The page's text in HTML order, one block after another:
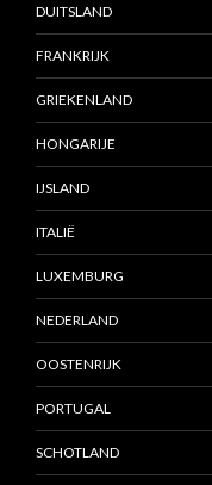
DUITSLAND
FRANKRIJK
GRIEKENLAND
HONGARIJE
IJSLAND
ITALIË
LUXEMBURG
NEDERLAND
OOSTENRIJK
PORTUGAL
SCHOTLAND